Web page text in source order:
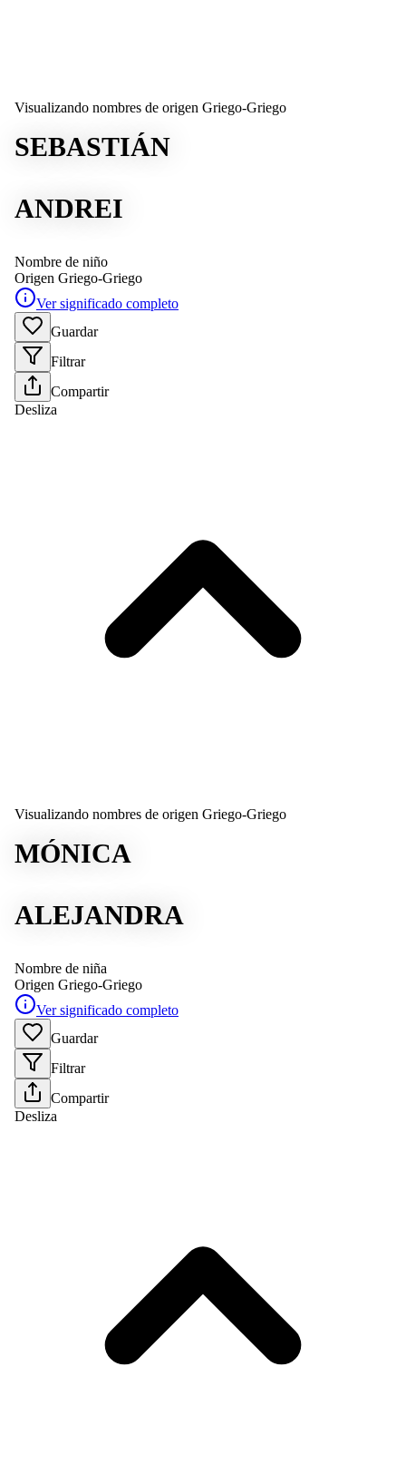
Visualizando nombres de origen Griego-Griego
SEBASTIÁN
ANDREI
Nombre de niño
Origen Griego-Griego
Ver significado completo
Guardar
Filtrar
Compartir
Desliza
Visualizando nombres de origen Griego-Griego
MÓNICA
ALEJANDRA
Nombre de niña
Origen Griego-Griego
Ver significado completo
Guardar
Filtrar
Compartir
Desliza